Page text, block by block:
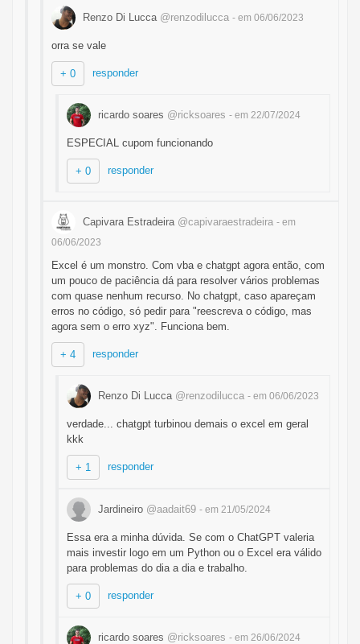
Renzo Di Lucca @renzodilucca - em 06/06/2023
orra se vale
+ 0 responder
ricardo soares @ricksoares - em 22/07/2024
ESPECIAL cupom funcionando
+ 0 responder
Capivara Estradeira @capivaraestradeira - em
06/06/2023
Excel é um monstro. Com vba e chatgpt agora então, com
um pouco de paciência dá para resolver vários problemas
com quase nenhum recurso. No chatgpt, caso apareçam
erros no código, só pedir para "reescreva o código, mas
agora sem o erro xyz". Funciona bem.
+ 4 responder
Renzo Di Lucca @renzodilucca - em 06/06/2023
verdade... chatgpt turbinou demais o excel em geral
kkk
+ 1 responder
Jardineiro @aadait69 - em 21/05/2024
Essa era a minha dúvida. Se com o ChatGPT valeria
mais investir logo em um Python ou o Excel era válido
para problemas do dia a dia e trabalho.
+ 0 responder
ricardo soares @ricksoares - em 26/06/2024